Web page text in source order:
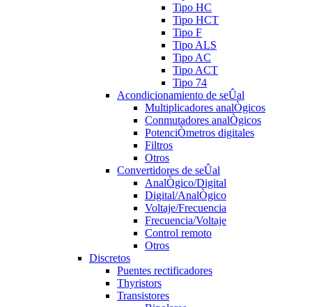
Tipo HC
Tipo HCT
Tipo F
Tipo ALS
Tipo AC
Tipo ACT
Tipo 74
Acondicionamiento de seÛal
Multiplicadores analÒgicos
Conmutadores analÒgicos
PotenciÒmetros digitales
Filtros
Otros
Convertidores de seÛal
AnalÒgico/Digital
Digital/AnalÒgico
Voltaje/Frecuencia
Frecuencia/Voltaje
Control remoto
Otros
Discretos
Puentes rectificadores
Thyristors
Transistores